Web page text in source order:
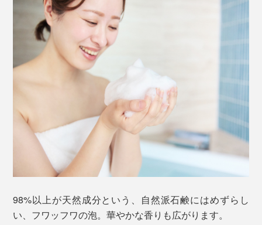
98%以上が天然成分という、自然派石鹸にはめずらし
い、フワッフワの泡。華やかな香りも広がります。